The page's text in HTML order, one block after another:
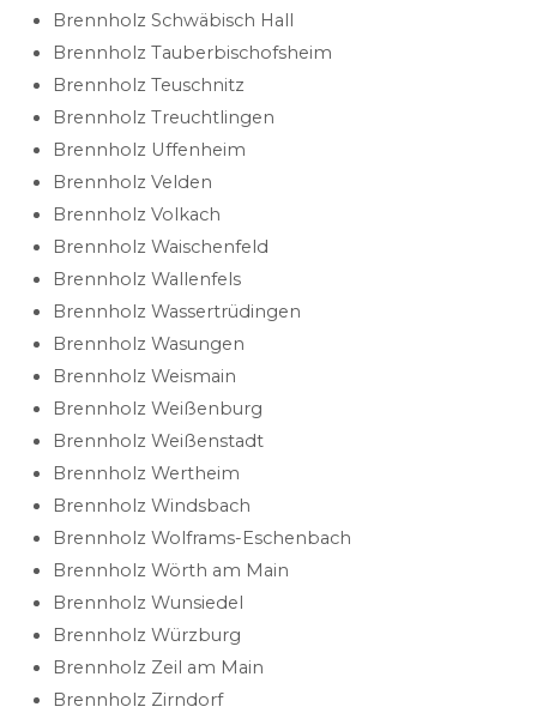
Brennholz Schwäbisch Hall
Brennholz Tauberbischofsheim
Brennholz Teuschnitz
Brennholz Treuchtlingen
Brennholz Uffenheim
Brennholz Velden
Brennholz Volkach
Brennholz Waischenfeld
Brennholz Wallenfels
Brennholz Wassertrüdingen
Brennholz Wasungen
Brennholz Weismain
Brennholz Weißenburg
Brennholz Weißenstadt
Brennholz Wertheim
Brennholz Windsbach
Brennholz Wolframs-Eschenbach
Brennholz Wörth am Main
Brennholz Wunsiedel
Brennholz Würzburg
Brennholz Zeil am Main
Brennholz Zirndorf